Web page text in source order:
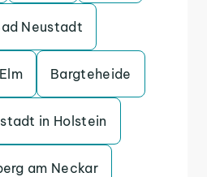
Neustadt
Bargteheide
in Holstein
am Neckar